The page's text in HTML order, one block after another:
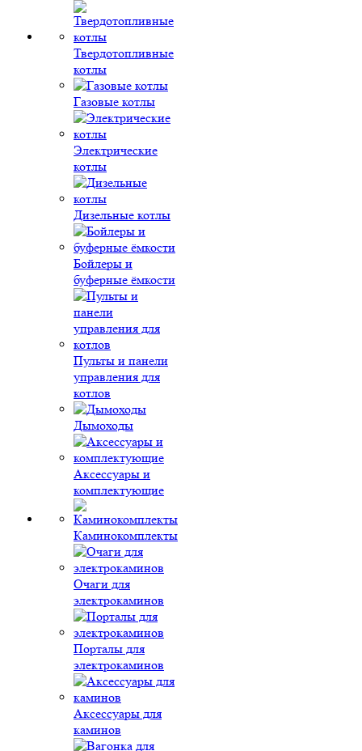
Твердотопливные
котлы
Газовые котлы
Электрические
котлы
Дизельные котлы
Бойлеры и
буферные ёмкости
Пульты и панели
управления для
котлов
Дымоходы
Аксессуары и
комплектующие
Каминокомплекты
Очаги для
электрокаминов
Порталы для
электрокаминов
Аксессуары для
каминов